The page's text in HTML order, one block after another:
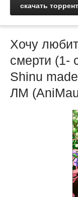
скачать торрент
Хочу
смерти (1-
Shinu
ЛМ